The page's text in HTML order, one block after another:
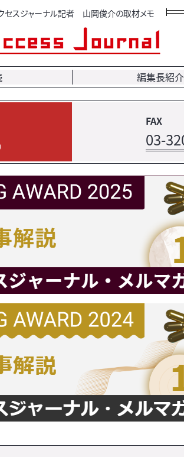
セスジャーナル記者 山岡俊介の取材メモ
編集長紹介
FAX
03-